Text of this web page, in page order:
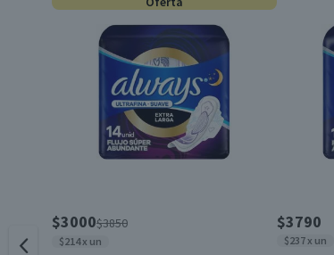
$3000$3850
$214 x un
$3790
$237 x un